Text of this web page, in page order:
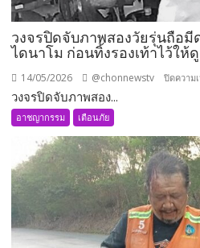
วงจรปิดจับภาพสองวัยรุ่นถือมี
ไดนาโม ก่อนทิ้งรองเท้าไว้ให้
14/05/2026 @chonnewstv ปิดความ
วงจรปิดจับภาพสอง...
อาชญากรรม เตือนภัย